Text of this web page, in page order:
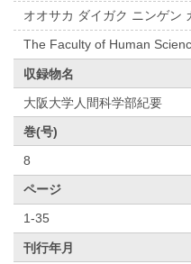
オオサカ ダイガク ニンゲン
The Faculty of Human
収録物名
大阪大学人間科学部紀要
巻(号)
8
ページ
1-35
刊行年月